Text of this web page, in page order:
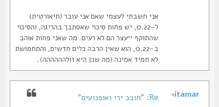
אני חשבתי לעצמי שאם אני עובר (תיאורטית)
ל-0.22, יש פחות סיכוי שאסתבך בהריגה, והסיכוי
שהתוקף ייעצר הם לא רעים. מה שאני פחות אוהב
ב-0.22, הוא שאין הרבה כלים חדשים, והתחמושת
לא תמיד אמינה (מה שכן היא זולהההההה).
Re: "חובב ירי ואופנועים" itamar